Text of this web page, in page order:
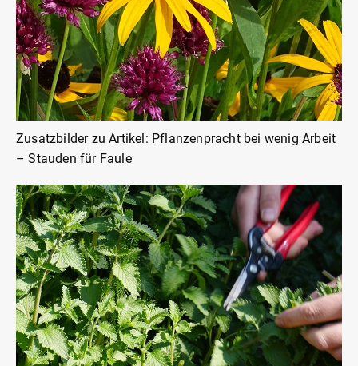
Zusatzbilder zu Artikel: Pflanzenpracht bei wenig Arbeit
– Stauden für Faule